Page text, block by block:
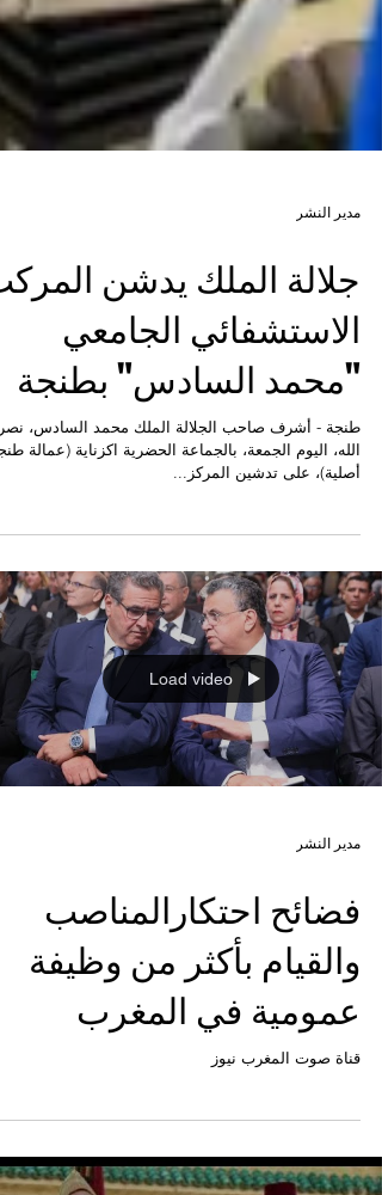
مدير النشر
جلالة الملك يدشن
الاستشفائي الجامعي
"محمد السادس" بطنجة
طنجة - أشرف صاحب الجلالة الملك محمد السادس،
الله، اليوم الجمعة، بالجماعة الحضرية اكزناية (عمالة
أصلية)، على تدشين المركز...
فضائح احتكارالمناصب
والقيام بأكثر من وظيفة
عمومية في المغرب